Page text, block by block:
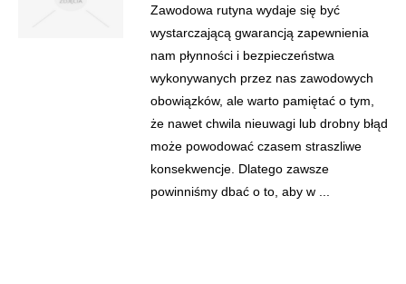
Zawodowa rutyna wydaje się być
wystarczającą gwarancją zapewnienia
nam płynności i bezpieczeństwa
wykonywanych przez nas zawodowych
obowiązków, ale warto pamiętać o tym,
że nawet chwila nieuwagi lub drobny błąd
może powodować czasem straszliwe
konsekwencje. Dlatego zawsze
powinniśmy dbać o to, aby w ...